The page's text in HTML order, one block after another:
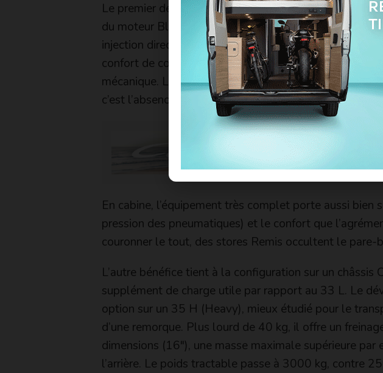
Le premier des atouts de la version Plus, c’est
du moteur BlueHDI 2,0 l de 163 ch monté d’origine.
injection directe offre une très grande disponibilité du
confort de conduite est réel. Pas besoin de cravacher
mécanique. La consommation s’en ressent et reste
c’est l’absence d’une boîte automatique (BVA) ou
En cabine, l’équipement très complet porte aussi bien
pression des pneumatiques) et le confort que
couronner le tout, des stores Remis occultent le pare-
L’autre bénéfice tient à la configuration sur un
supplément de charge utile par rapport au 33 L. Le
option sur un 35 H (Heavy), mieux étudié pour le
d’une remorque. Plus lourd de 40 kg, il offre un
dimensions (16″), une masse maximale supérieure
l’arrière. Le poids tractable passe à 3000 kg, contre